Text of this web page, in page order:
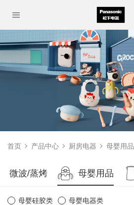
首页 产品中心 厨房电器 母婴用品
微波/蒸烤 母婴用品
母婴硅胶类 母婴电器类